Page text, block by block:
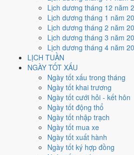
Lịch dương tháng 12 năm
Lịch dương tháng 1 năm
Lịch dương tháng 2 năm
Lịch dương tháng 3 năm
Lịch dương tháng 4 năm
LỊCH TUẦN
NGÀY TỐT XẤU
Ngày tốt xấu trong tháng
Ngày tốt khai trương
Ngày tốt cưới hỏi - kết hôn
Ngày tốt động thổ
Ngày tốt nhập trạch
Ngày tốt mua xe
Ngày tốt xuất hành
Ngày tốt ký hợp đồng
Ngày 26/11/2012 dương lịch (Thứ Hai)
Tân Mão- Can khắc Chi, Trực
Tùng Bách Mộc. Tổng hòa, đây là Ngày
cho các việc quan trọng. Giờ
Mão, Ngọ, Mùi, Dậu
Ngày Dương
Tháng 11 năm 2012
Tháng 10 âm năm 2012
Tiết Tiểu Tuyết